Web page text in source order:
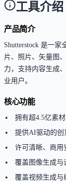
工具介绍
产品简介
Shutterstock 是一
片、照片、矢量图
力，支持内容生成
业用户。
核心功能
拥有超4.5亿素
提供AI驱动的创
许可清晰、商用
覆盖图像生成与
覆盖视频生成与